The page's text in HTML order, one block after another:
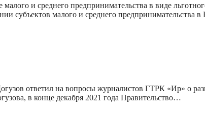
малого и среднего предпринимательства в виде
субъектов малого и среднего
ответил на вопросы журналистов ГТРК «Ир» о
в конце декабря 2021 года Правительство…